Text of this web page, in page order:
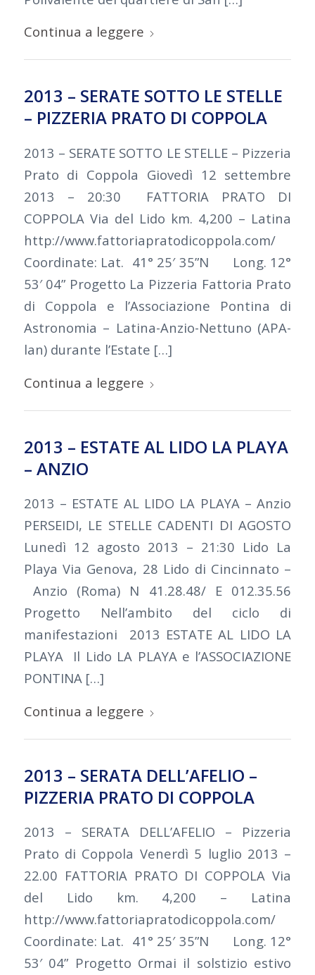
Continua a leggere
2013 – SERATE SOTTO LE STELLE
– PIZZERIA PRATO DI COPPOLA
2013 – SERATE SOTTO LE STELLE – Pizzeria
Prato di Coppola Giovedì 12 settembre
2013 – 20:30 FATTORIA PRATO DI
COPPOLA Via del Lido km. 4,200 – Latina
http://www.fattoriapratodicoppola.com/
Coordinate: Lat. 41° 25′ 35”N Long. 12°
53′ 04” Progetto La Pizzeria Fattoria Prato
di Coppola e l’Associazione Pontina di
Astronomia – Latina-Anzio-Nettuno (APA-
lan) durante l’Estate […]
Continua a leggere
2013 – ESTATE AL LIDO LA PLAYA
– ANZIO
2013 – ESTATE AL LIDO LA PLAYA – Anzio
PERSEIDI, LE STELLE CADENTI DI AGOSTO
Lunedì 12 agosto 2013 – 21:30 Lido La
Playa Via Genova, 28 Lido di Cincinnato –
Anzio (Roma) N 41.28.48/ E 012.35.56
Progetto Nell’ambito del ciclo di
manifestazioni 2013 ESTATE AL LIDO LA
PLAYA Il Lido LA PLAYA e l’ASSOCIAZIONE
PONTINA […]
Continua a leggere
2013 – SERATA DELL’AFELIO –
PIZZERIA PRATO DI COPPOLA
2013 – SERATA DELL’AFELIO – Pizzeria
Prato di Coppola Venerdì 5 luglio 2013 –
22.00 FATTORIA PRATO DI COPPOLA Via
del Lido km. 4,200 – Latina
http://www.fattoriapratodicoppola.com/
Coordinate: Lat. 41° 25′ 35”N Long. 12°
53′ 04” Progetto Ormai il solstizio estivo